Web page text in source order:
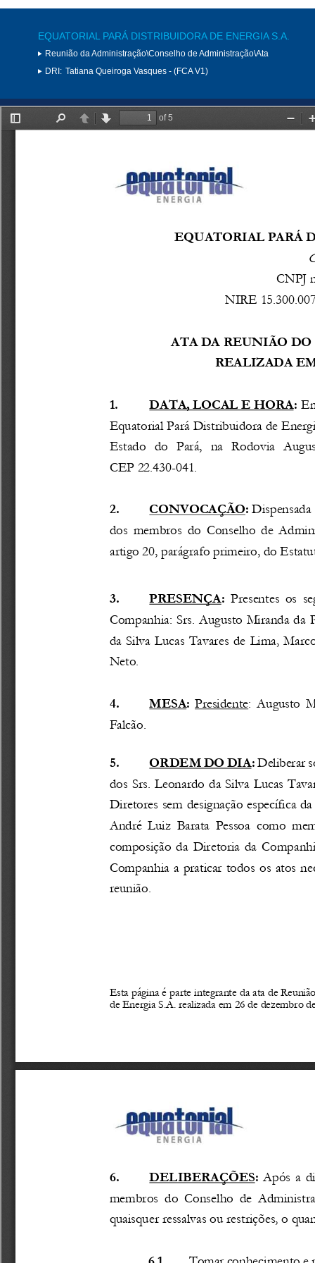
EQUATORIAL PARÁ DISTRIBUIDORA DE ENERGIA S.A.
Reunião da Administração\Conselho de Administração\Ata
DRI: Tatiana Queiroga Vasques - (FCA V1)